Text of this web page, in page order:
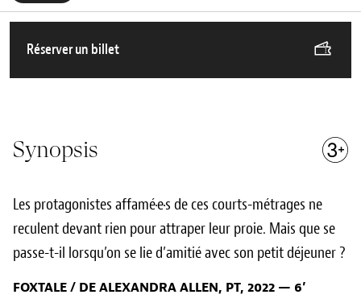
Réserver un billet
Synopsis
Les protagonistes affamé·e·s de ces courts-métrages ne
reculent devant rien pour attraper leur proie. Mais que se
passe-t-il lorsqu’on se lie d’amitié avec son petit déjeuner ?
FOXTALE / DE ALEXANDRA ALLEN, PT, 2022 — 6’